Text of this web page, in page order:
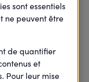
un email de
de l'évènement.
sont essentiels
ne peuvent être
de quantifier
et
Pour leur mise